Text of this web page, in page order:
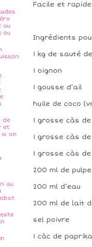
au
ou
de
et
si on
au
Facile et
Ingrédients
1 kg de sauté
1 oignon
1 gousse d’ail
huile de coco
1 grosse càs
1 grosse càs
1 grosse càs
200 ml de
200 ml d’eau
200 ml de lait
sel poivre
1 càc de paprika